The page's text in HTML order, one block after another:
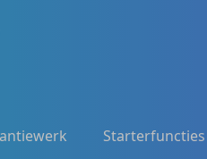
Starterfuncties